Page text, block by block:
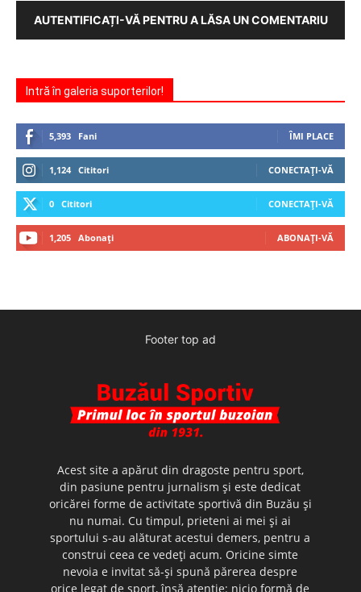
AUTENTIFICAȚI-VĂ PENTRU A LĂSA UN COMENTARIU
Intră în galeria suporterilor!
5,393 Fani ÎMI PLACE
1,124 Cititori CONECTAȚI-VĂ
0 Cititori CONECTAȚI-VĂ
1,205 Abonați ABONAȚI-VĂ
Footer top ad
Acest site a apărut din dragoste pentru sport,
din pasiune pentru jurnalism şi este dedicat
oricărei forme de activitate sportivă din Buzău şi
nu numai. Cu timpul, prieteni ai mei şi ai
sportului s-au alăturat acestui demers, pentru a
construi ceea ce vedeţi acum. Oricine simte
nevoia e invitat să-şi spună părerea despre
orice legat de sport, însă atenţie: nicio formă de